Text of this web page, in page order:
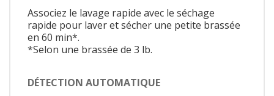
Associez le lavage rapide avec le séchage
rapide pour laver et sécher une petite brassée
en 60 min*.
*Selon une brassée de 3 lb.
DÉTECTION AUTOMATIQUE